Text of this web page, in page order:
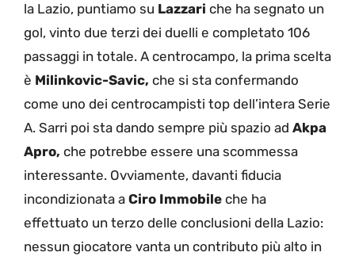
la Lazio, puntiamo su Lazzari che ha segnato un
gol, vinto due terzi dei duelli e completato 106
passaggi in totale. A centrocampo, la prima scelta
è Milinkovic-Savic, che si sta confermando
come uno dei centrocampisti top dell’intera Serie
A. Sarri poi sta dando sempre più spazio ad Akpa
Apro, che potrebbe essere una scommessa
interessante. Ovviamente, davanti fiducia
incondizionata a Ciro Immobile che ha
effettuato un terzo delle conclusioni della Lazio:
nessun giocatore vanta un contributo più alto in